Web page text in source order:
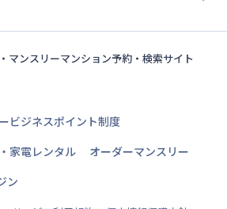
マンスリーマンション予約・検索サイト
ビジネスポイント制度
家電レンタル
オーダーマンスリー
ン